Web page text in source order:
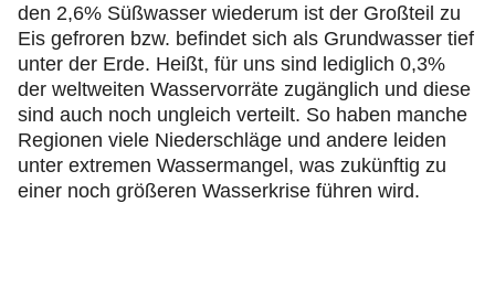
den 2,6% Süßwasser wiederum ist der Großteil zu
Eis gefroren bzw. befindet sich als Grundwasser tief
unter der Erde. Heißt, für uns sind lediglich 0,3%
der weltweiten Wasservorräte zugänglich und diese
sind auch noch ungleich verteilt. So haben manche
Regionen viele Niederschläge und andere leiden
unter extremen Wassermangel, was zukünftig zu
einer noch größeren Wasserkrise führen wird.